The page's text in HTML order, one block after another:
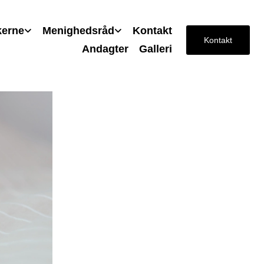
Menighedsråd
Kontakt
Andagter
Galleri
Kontakt